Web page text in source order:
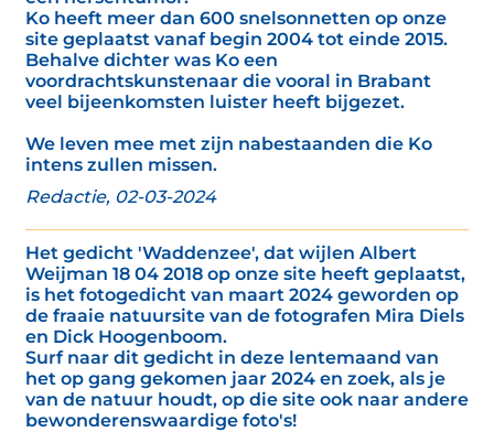
Ko heeft meer dan 600 snelsonnetten op onze
site geplaatst vanaf begin 2004 tot einde 2015.
Behalve dichter was Ko een
voordrachtskunstenaar die vooral in Brabant
veel bijeenkomsten luister heeft bijgezet.
We leven mee met zijn nabestaanden die Ko
intens zullen missen.
Redactie, 02-03-2024
Het gedicht 'Waddenzee', dat wijlen Albert
Weijman 18 04 2018 op onze site heeft geplaatst,
is het fotogedicht van maart 2024 geworden op
de fraaie natuursite van de fotografen Mira Diels
en Dick Hoogenboom.
Surf naar dit gedicht in deze lentemaand van
het op gang gekomen jaar 2024 en zoek, als je
van de natuur houdt, op die site ook naar andere
bewonderenswaardige foto's!